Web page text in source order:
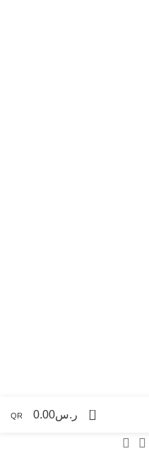
0 ر.س0.00
QR